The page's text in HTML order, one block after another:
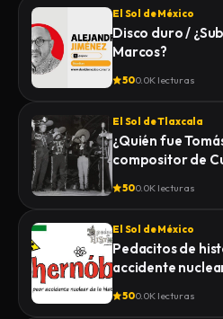
El Sol de México
Disco duro /
Marcos?
500.0K lecturas
El Sol de Tlaxcala
¿Quién fue
compositor de
500.0K lecturas
El Sol de México
Pedacitos de
accidente
500.0K lecturas